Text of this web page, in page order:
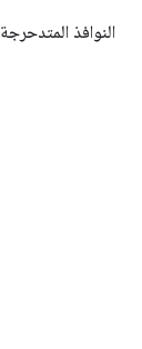
النوافذ المتدحرجة